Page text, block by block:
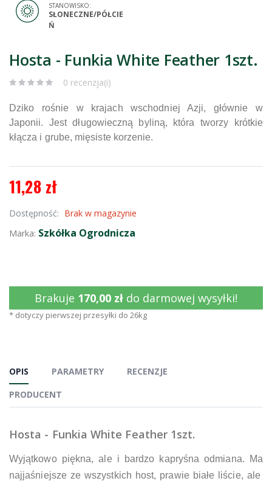
STANOWISKO:
SŁONECZNE/PÓŁCIE
Ń
Hosta - Funkia White Feather 1szt.
0 recenzja(i)
Dziko rośnie w krajach wschodniej Azji, głównie w
Japonii. Jest długowieczną byliną, która tworzy krótkie
kłącza i grube, mięsiste korzenie.
11,28 zł
Dostępność: Brak w magazynie
Marka: Szkółka Ogrodnicza
Brakuje 170,00 zł do darmowej wysyłki!
* dotyczy pierwszej przesyłki do 26kg
OPIS PARAMETRY
RECENZJE
PRODUCENT
Hosta - Funkia White Feather 1szt.
Wyjątkowo piękna, ale i bardzo kapryśna odmiana. Ma
najjaśniejsze ze wszystkich host, prawie białe liście, ale